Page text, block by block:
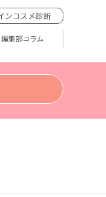
ンコスメ診断
編集部コラム